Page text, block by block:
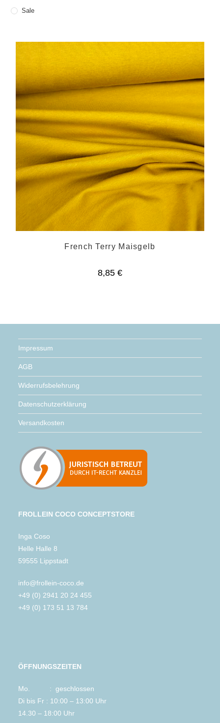
Sale
French Terry Maisgelb
8,85 €
Impressum
AGB
Widerrufsbelehrung
Datenschutzerklärung
Versandkosten
FROLLEIN COCO CONCEPTSTORE
Inga Coso
Helle Halle 8
59555 Lippstadt
info@frollein-coco.de
+49 (0) 2941 20 24 455
+49 (0) 173 51 13 784
ÖFFNUNGSZEITEN
Mo. : geschlossen
Di bis Fr : 10:00 – 13:00 Uhr
14.30 – 18:00 Uhr